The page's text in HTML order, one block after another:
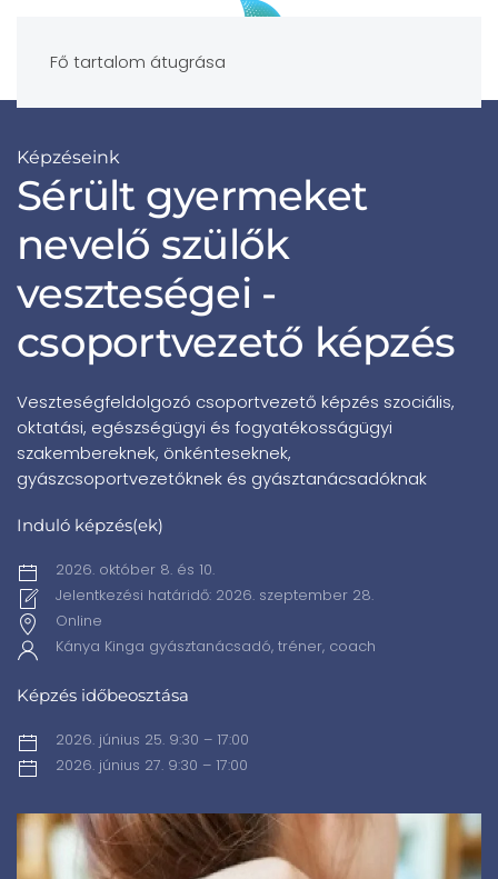
Fő tartalom átugrása
Képzéseink
Sérült gyermeket
nevelő szülők
veszteségei -
csoportvezető képzés
Veszteségfeldolgozó csoportvezető képzés szociális,
oktatási, egészségügyi és fogyatékosságügyi
szakembereknek, önkénteseknek,
gyászcsoportvezetőknek és gyásztanácsadóknak
Induló képzés(ek)
2026. október 8. és 10.
Jelentkezési határidő: 2026. szeptember 28.
Online
Kánya Kinga gyásztanácsadó, tréner, coach
Képzés időbeosztása
2026. június 25. 9:30 – 17:00
2026. június 27. 9:30 – 17:00